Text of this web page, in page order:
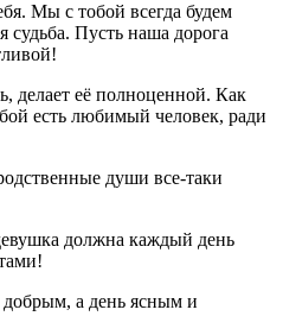
Мы с тобой всегда будем
судьба. Пусть наша дорога
делает её полноценной. Как
есть любимый человек, ради
души все-таки
должна каждый день
добрым, а день ясным и